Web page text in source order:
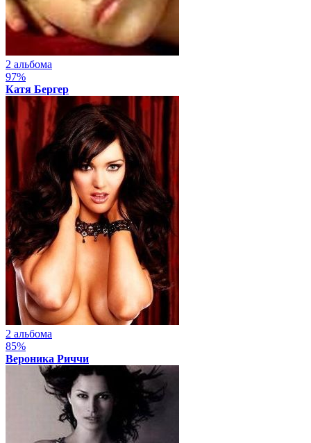
2 альбома
97%
Катя Бергер
2 альбома
85%
Вероника Риччи